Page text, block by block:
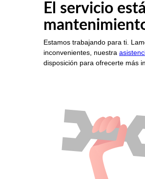
El servicio
Estamos trabajando para ti.
inconvenientes, nuestra
disposición para ofrecerte más